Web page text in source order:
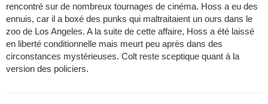
rencontré sur de nombreux tournages de cinéma. Hoss a eu des
ennuis, car il a boxé des punks qui maltraitaient un ours dans le
zoo de Los Angeles. A la suite de cette affaire, Hoss a été laissé
en liberté conditionnelle mais meurt peu après dans des
circonstances mystérieuses. Colt reste sceptique quant à la
version des policiers.